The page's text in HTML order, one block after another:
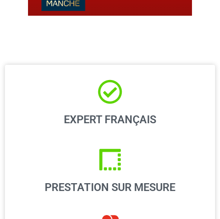
EXPERT FRANÇAIS
PRESTATION SUR MESURE